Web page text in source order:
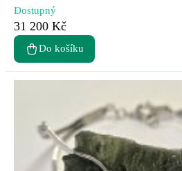
Dostupný
31 200 Kč
Do košíku